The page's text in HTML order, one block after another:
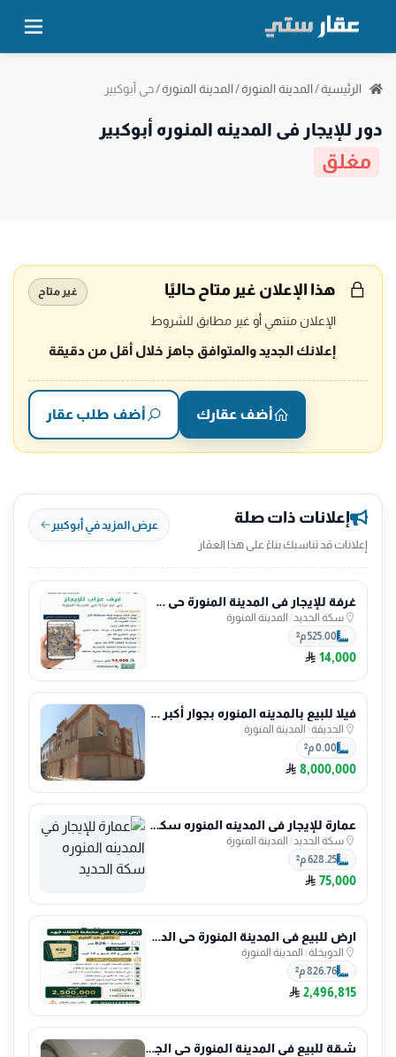
الرئيسية/المدينة المنورة/المدينة المنورة/حي أبوكبير
دور للإيجار في المدينه المنوره أبوكبير
مغلق
هذا الإعلان غير متاح حاليًا غير متاح
الإعلان منتهي أو غير مطابق للشروط
إعلانك الجديد والمتوافق جاهز خلال أقل من دقيقة
أضف عقارك أضف طلب عقار
إعلانات ذات صلة
إعلانات قد تناسبك بناءً على هذا العقار
عرض المزيد في أبوكبير
غرفة للإيجار في المدينة المنورة حي سكة الحديد
سكة الحديد| المدينة المنورة
525.00 م²
14,000
فيلا للبيع بالمدينه المنوره بجوار أكبر حديقة
الحديقة| المدينة المنورة
0.00 م²
8,000,000
عمارة للإيجار في المدينه المنوره سكة الحديد
سكة الحديد| المدينة المنورة
628.25 م²
75,000
ارض للبيع في المدينة المنورة حي الدويخلة
الدويخلة| المدينة المنورة
826.76 م²
2,496,815
شقة للبيع في المدينة المنورة حي الجامعة